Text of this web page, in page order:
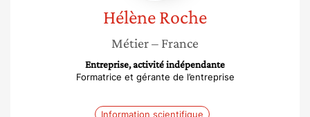
HélèneRoche
Métier– France
Entreprise, activité indépendante
Formatrice et gérante de l’entreprise
Information scientifique